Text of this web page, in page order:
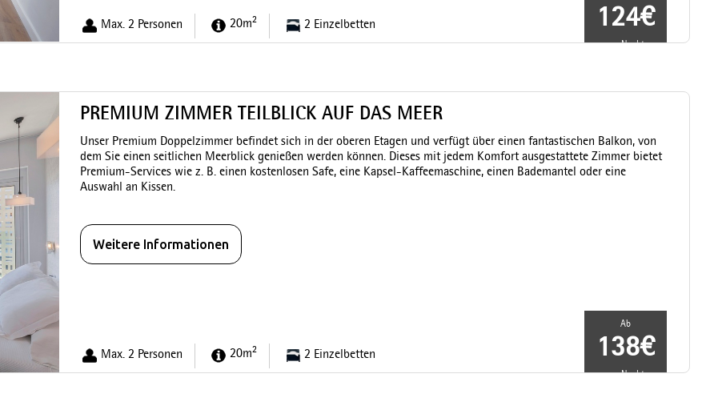
Max. 2 Personen 20m2 2 Einzelbetten 124€
pro Nacht
PREMIUM ZIMMER TEILBLICK AUF DAS MEER
Unser Premium Doppelzimmer befindet sich in der oberen Etagen und verfügt über einen fantastischen Balkon, von
dem Sie einen seitlichen Meerblick genießen werden können. Dieses mit jedem Komfort ausgestattete Zimmer bietet
Premium-Services wie z. B. einen kostenlosen Safe, eine Kapsel-Kaffeemaschine, einen Bademantel oder eine
Auswahl an Kissen.
Weitere Informationen
Max. 2 Personen 20m2 2 Einzelbetten
Ab
138€
pro Nacht